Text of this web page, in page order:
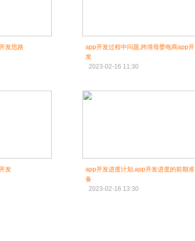
发思路
app开发过程中问题,跨境母婴电商app开
发
2023-02-16 11:30
发
app开发进度计划,app开发进度的前期准
备
2023-02-16 13:30